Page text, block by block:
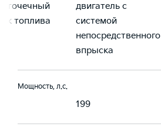
топлива
двигатель с
системой
непосредственного
впрыска
Мощность, л.с.
199